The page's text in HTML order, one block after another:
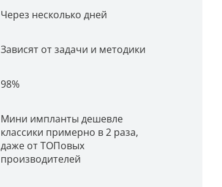
Через несколько дней
Зависят от задачи и методики
98%
Мини импланты дешевле
классики примерно в 2 раза,
даже от ТОПовых
производителей